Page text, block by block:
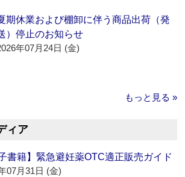
期休業および棚卸に伴う商品出荷（発
）停止のお知らせ
年07月24日 (金)
もっと見る »
ィア
子書籍】緊急避妊薬OTC適正販売ガイド
07月31日 (金)